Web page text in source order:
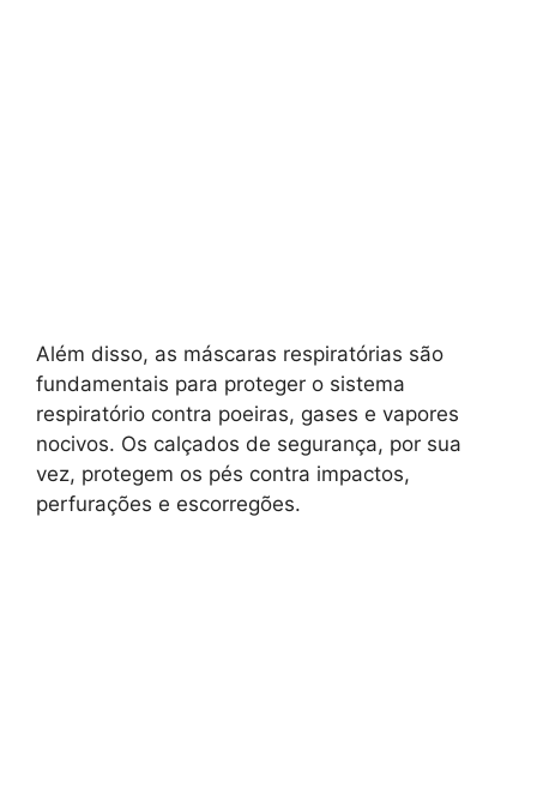
Além disso, as máscaras respiratórias são
fundamentais para proteger o sistema
respiratório contra poeiras, gases e vapores
nocivos. Os calçados de segurança, por sua
vez, protegem os pés contra impactos,
perfurações e escorregões.